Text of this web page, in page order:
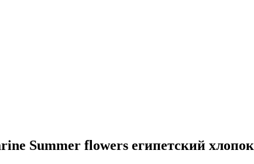
Summer flowers египетский хлопок